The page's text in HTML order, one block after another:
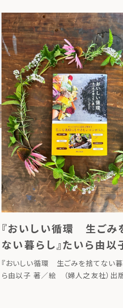
『おいしい循環 生ごみ
ない暮らし』たいら由
絵 （婦人之友社）
『おいしい循環 生ごみを捨てない暮
ら由以子 著／絵 （婦人之友社）出